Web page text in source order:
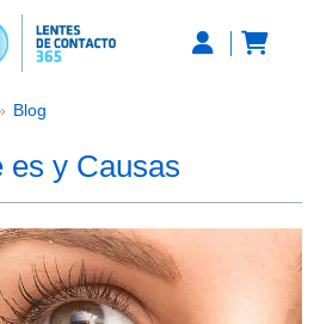
Blog
es y Causas